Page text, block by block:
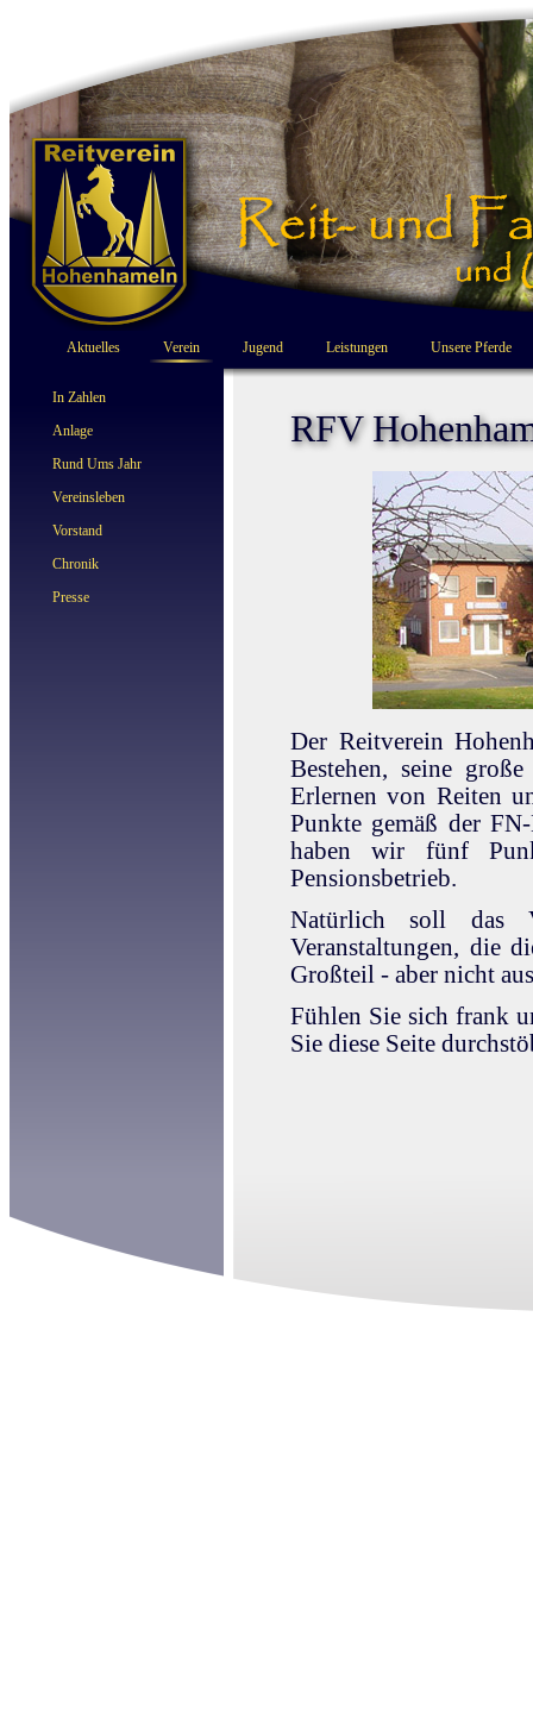
Aktuelles Verein Jugend Leistungen Unsere Pferde
In Zahlen
Anlage
Rund Ums Jahr
Vereinsleben
Vorstand
Chronik
Presse
RFV
Der Reitverein
Bestehen, seine
Erlernen von Reiten
Punkte gemäß der
haben wir fünf
Pensionsbetrieb.
Natürlich soll das
Veranstaltungen, die
Großteil - aber nicht
Fühlen Sie sich frank
Sie diese Seite